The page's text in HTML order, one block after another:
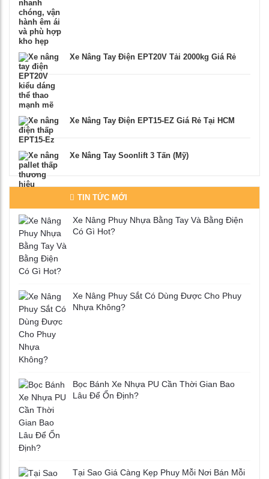
Xe Nâng Tay Điện EPT20V Tải 2000kg Giá Rẻ
Xe Nâng Tay Điện EPT15-EZ Giá Rẻ Tại HCM
Xe Nâng Tay Soonlift 3 Tấn (Mỹ)
TIN TỨC MỚI
Xe Nâng Phuy Nhựa Bằng Tay Và Bằng Điện
Có Gì Hot?
Xe Nâng Phuy Sắt Có Dùng Được Cho Phuy
Nhựa Không?
Bọc Bánh Xe Nhựa PU Cần Thời Gian Bao
Lâu Để Ổn Định?
Tại Sao Giá Càng Kẹp Phuy Mỗi Nơi Bán Mỗi